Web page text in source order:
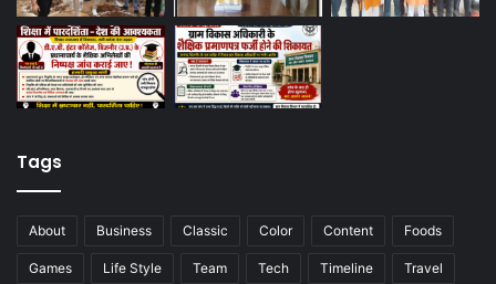
Tags
About Business Classic Color Content Foods
Games Life Style Team Tech Timeline Travel